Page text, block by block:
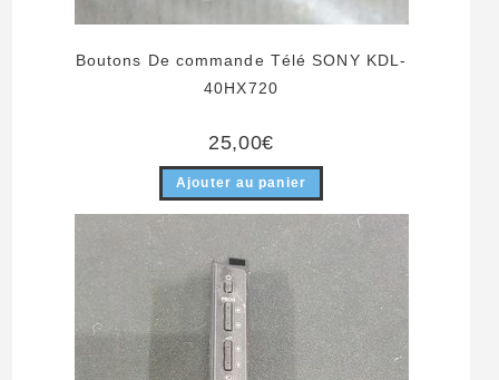
Boutons De commande Télé SONY KDL-
40HX720
25,00€
Ajouter au panier